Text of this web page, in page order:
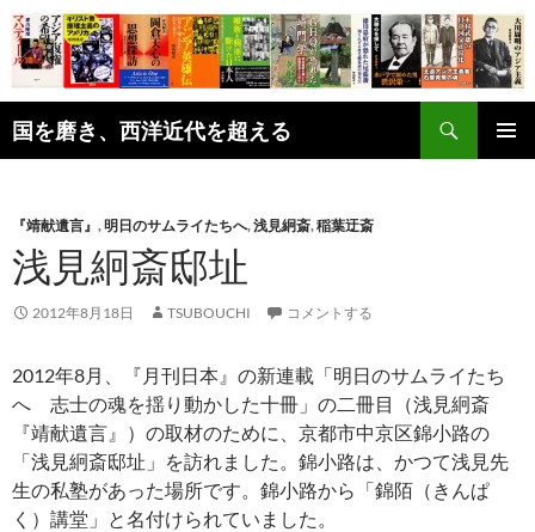
コ
ン
テ
ン
ツ
へ
プ
国を磨き、西洋近代を超える
索
『靖献遺言』 ,明日のサムライたちへ,浅見絅斎,稲葉迂斎
浅見絅斎邸址
2012年8月18日 TSUBOUCHI コメントする
2012年8月、『月刊日本』の新連載「明日のサムライたち
へ 志士の魂を揺り動かした十冊」の二冊目（浅見絅斎
『靖献遺言』）の取材のために、京都市中京区錦小路の
「浅見絅斎邸址」を訪れました。錦小路は、かつて浅見先
生の私塾があった場所です。錦小路から「錦陌（きんぱ
く）講堂」と名付けられていました。